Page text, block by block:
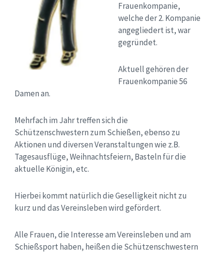
Frauenkompanie,
welche der 2. Kompanie
angegliedert ist, war
gegründet.
Aktuell gehören der
Frauenkompanie 56
Damen an.
Mehrfach im Jahr treffen sich die
Schützenschwestern zum Schießen, ebenso zu
Aktionen und diversen Veranstaltungen wie z.B.
Tagesausflüge, Weihnachtsfeiern, Basteln für die
aktuelle Königin, etc.
Hierbei kommt natürlich die Geselligkeit nicht zu
kurz und das Vereinsleben wird gefördert.
Alle Frauen, die Interesse am Vereinsleben und am
Schießsport haben, heißen die Schützenschwestern